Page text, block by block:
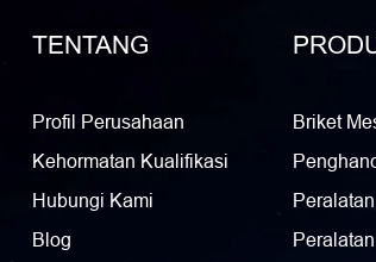
TENTANG
Profil Perusahaan
Kehormatan Kualifikasi
Hubungi Kami
Blog
Briket